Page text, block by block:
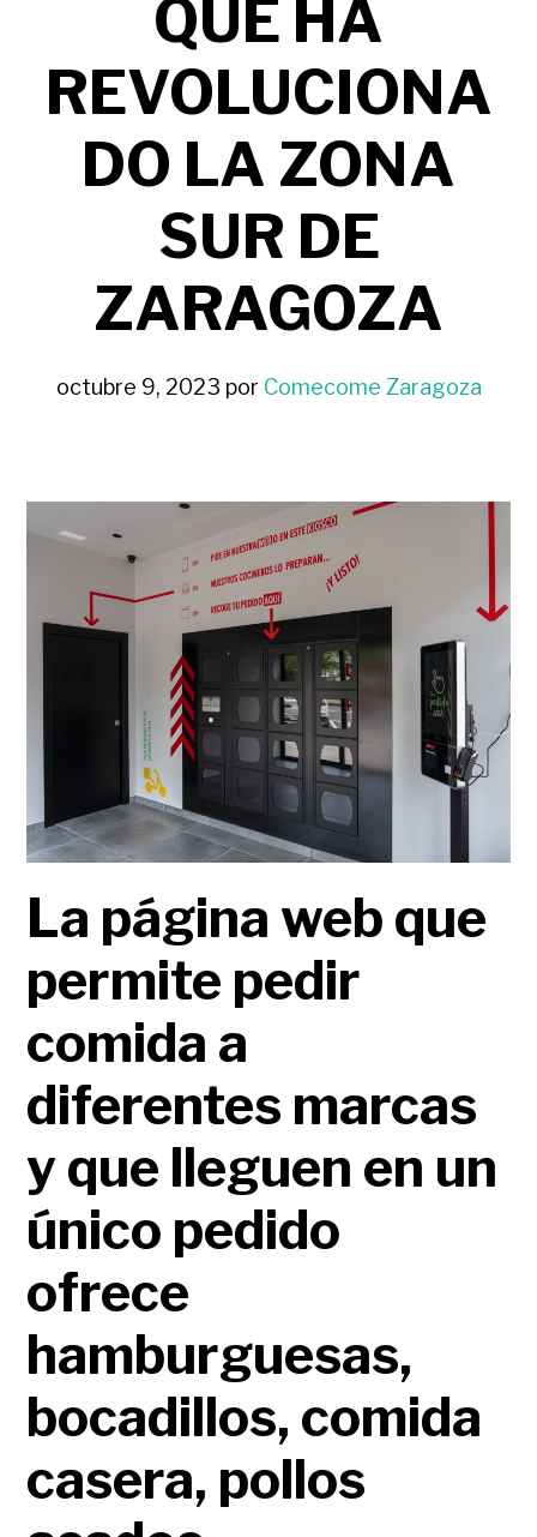
QUE HA
REVOLUCIONA
DO LA ZONA
SUR DE
ZARAGOZA
octubre 9, 2023 por Comecome Zaragoza
La página web que
permite pedir
comida a
diferentes marcas
y que lleguen en un
único pedido
ofrece
hamburguesas,
bocadillos, comida
casera, pollos